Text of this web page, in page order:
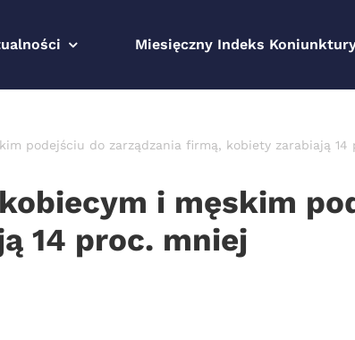
Miesięczny Indeks
podejściu do zarządzania firmą, kobiety zarabiają 14
i męskim
14 proc. mniej